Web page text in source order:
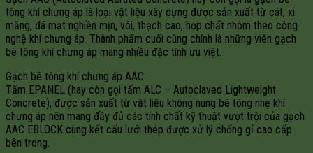
tông khí chưng áp là loại vật liệu xây dựng được sản xuất từ cát, xi
măng, đá mạt nghiền mịn, vôi, thạch cao, hợp chất nhôm theo công
nghệ khí chưng áp. Thành phẩm cuối cùng chính là những viên gạch
bê tông khí chưng áp mang nhiều đặc tính ưu việt.
Gạch bê tông khí chưng áp AAC
Tấm EPANEL (hay còn gọi tấm ALC – Autoclaved Lightweight
Concrete), được sản xuất từ vật liệu không nung bê tông nhẹ khí
chưng áp nên mang đầy đủ các tính chất kỹ thuật vượt trội của gạch
AAC EBLOCK cùng kết cấu lưới thép được xử lý chống gỉ cao cấp
bên trong.